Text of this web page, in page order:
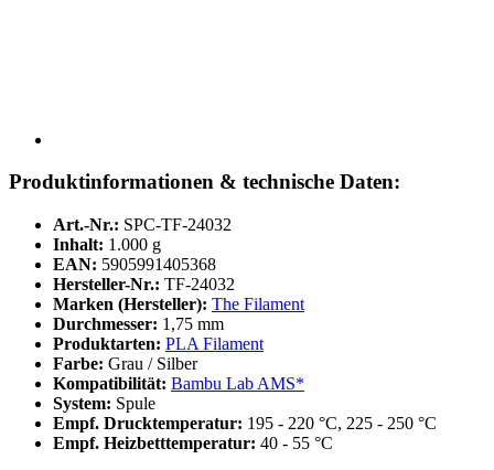
Produktinformationen & technische Daten:
Art.-Nr.: SPC-TF-24032
Inhalt: 1.000 g
EAN: 5905991405368
Hersteller-Nr.: TF-24032
Marken (Hersteller): The Filament
Durchmesser: 1,75 mm
Produktarten: PLA Filament
Farbe: Grau / Silber
Kompatibilität: Bambu Lab AMS*
System: Spule
Empf. Drucktemperatur: 195 - 220 °C, 225 - 250 °C
Empf. Heizbetttemperatur: 40 - 55 °C